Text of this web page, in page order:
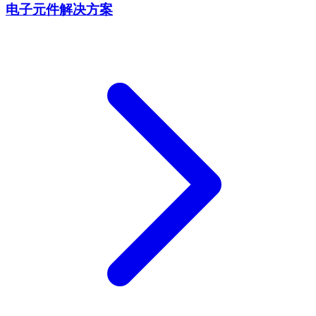
电子元件解决方案